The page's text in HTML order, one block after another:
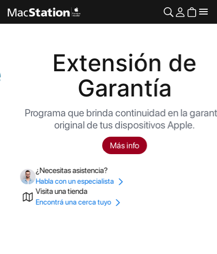
Extensión de
Garantía
Programa que brinda continuidad en la garantía
original de tus dispositivos Apple.
Más info
¿Necesitas asistencia?
Habla con un especialista
Visita una tienda
Encontrá una cerca tuyo